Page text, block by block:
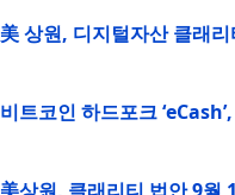
美 상원, 디지털자산 클래
비트코인 하드포크